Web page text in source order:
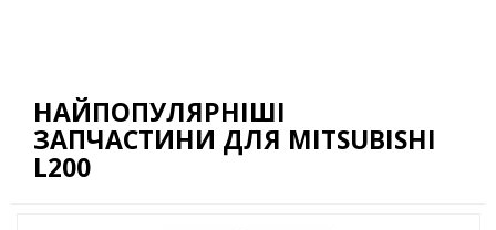
НАЙПОПУЛЯРНІШІ
ЗАПЧАСТИНИ ДЛЯ MITSUBISHI
L200